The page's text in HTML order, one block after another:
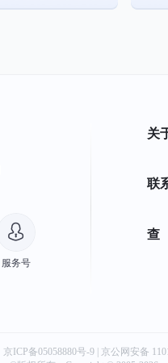
服务号
关
联
京ICP备05058880号-9 京公网安备